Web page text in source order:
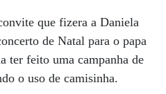
que fizera a Daniela
de Natal para o papa
ter feito uma campanha de
o uso de camisinha.